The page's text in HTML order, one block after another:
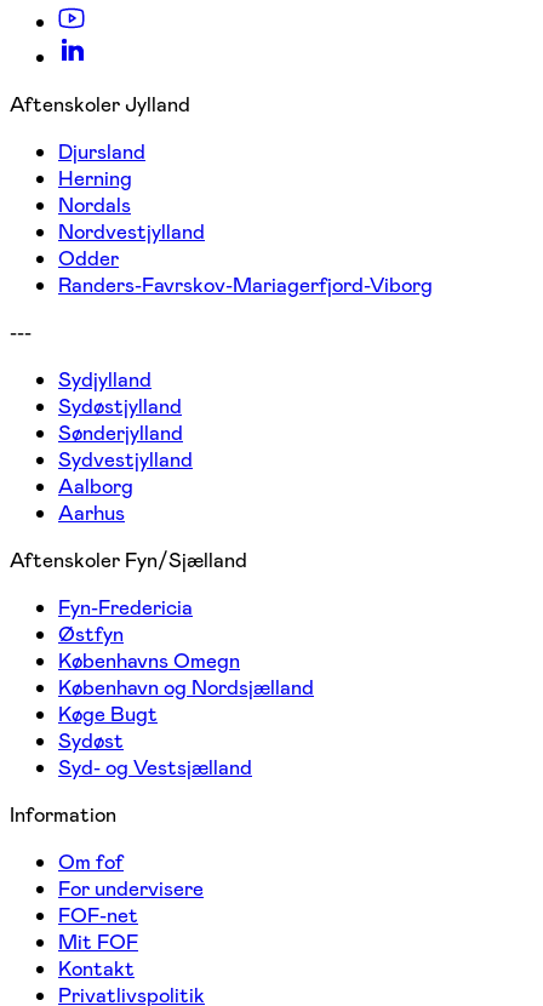
Aftenskoler Jylland
Djursland
Herning
Nordals
Nordvestjylland
Odder
Randers-Favrskov-Mariagerfjord-Viborg
---
Sydjylland
Sydøstjylland
Sønderjylland
Sydvestjylland
Aalborg
Aarhus
Aftenskoler Fyn/Sjælland
Fyn-Fredericia
Østfyn
Københavns Omegn
København og Nordsjælland
Køge Bugt
Sydøst
Syd- og Vestsjælland
Information
Om fof
For undervisere
FOF-net
Mit FOF
Kontakt
Privatlivspolitik